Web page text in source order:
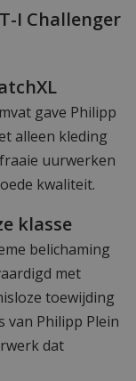
I Challenger
gave Philipp
alleen kleding
uurwerken
kwaliteit.
klasse
belichaming
met
toewijding
van Philipp Plein
dat